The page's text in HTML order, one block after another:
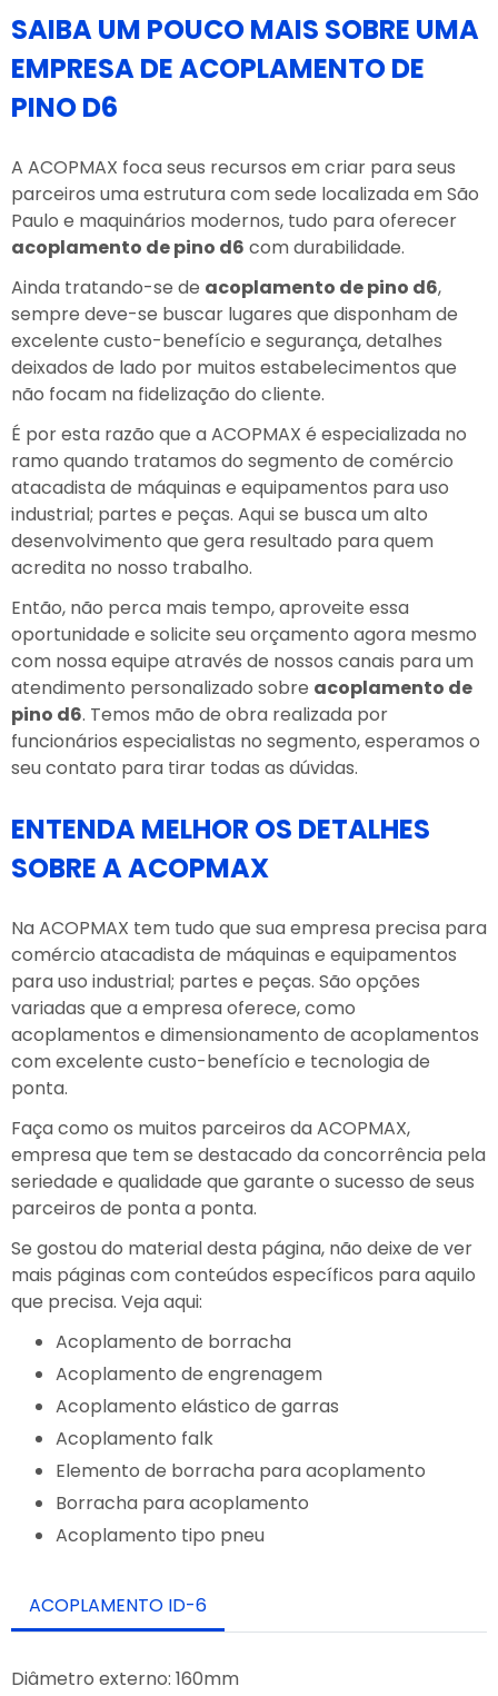
SAIBA UM POUCO MAIS SOBRE UMA
EMPRESA DE ACOPLAMENTO DE
PINO D6
A ACOPMAX foca seus recursos em criar para seus
parceiros uma estrutura com sede localizada em São
Paulo e maquinários modernos, tudo para oferecer
acoplamento de pino d6 com durabilidade.
Ainda tratando-se de acoplamento de pino d6,
sempre deve-se buscar lugares que disponham de
excelente custo-benefício e segurança, detalhes
deixados de lado por muitos estabelecimentos que
não focam na fidelização do cliente.
É por esta razão que a ACOPMAX é especializada no
ramo quando tratamos do segmento de comércio
atacadista de máquinas e equipamentos para uso
industrial; partes e peças. Aqui se busca um alto
desenvolvimento que gera resultado para quem
acredita no nosso trabalho.
Então, não perca mais tempo, aproveite essa
oportunidade e solicite seu orçamento agora mesmo
com nossa equipe através de nossos canais para um
atendimento personalizado sobre acoplamento de
pino d6. Temos mão de obra realizada por
funcionários especialistas no segmento, esperamos o
seu contato para tirar todas as dúvidas.
ENTENDA MELHOR OS DETALHES
SOBRE A ACOPMAX
Na ACOPMAX tem tudo que sua empresa precisa para
comércio atacadista de máquinas e equipamentos
para uso industrial; partes e peças. São opções
variadas que a empresa oferece, como
acoplamentos e dimensionamento de acoplamentos
com excelente custo-benefício e tecnologia de
ponta.
Faça como os muitos parceiros da ACOPMAX,
empresa que tem se destacado da concorrência pela
seriedade e qualidade que garante o sucesso de seus
parceiros de ponta a ponta.
Se gostou do material desta página, não deixe de ver
mais páginas com conteúdos específicos para aquilo
que precisa. Veja aqui:
Acoplamento de borracha
Acoplamento de engrenagem
Acoplamento elástico de garras
Acoplamento falk
Elemento de borracha para acoplamento
Borracha para acoplamento
Acoplamento tipo pneu
ACOPLAMENTO ID-6
Diâmetro externo: 160mm